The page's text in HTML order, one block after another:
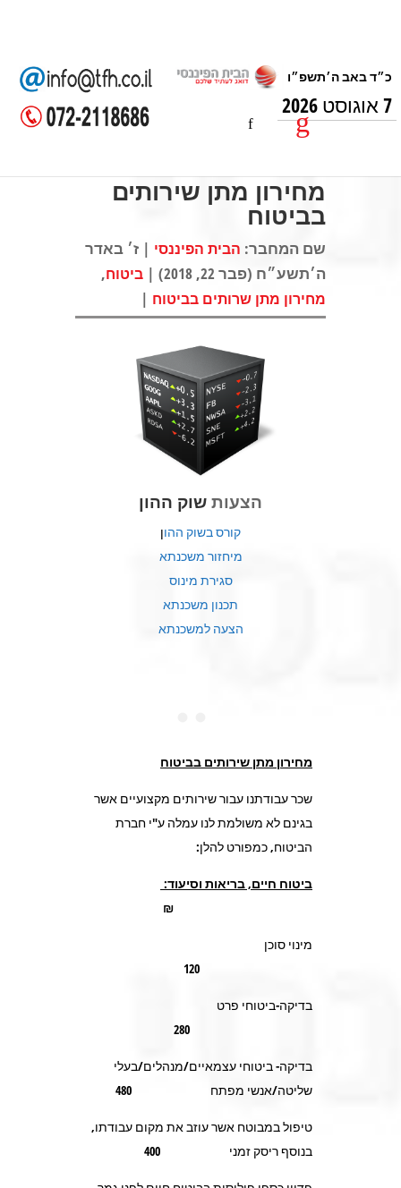
7 אוגוסט 2026
מחירון מתן שירותים
בביטוח
שם המחבר: הבית הפיננסי | ז׳ באדר
ה׳תשע״ח (פבר 22, 2018) |
ביטוח,
מחירון מתן שרותים בביטוח |
הצעותשוק ההון
קורס בשוק ההון
מיחזור משכנתא
סגירת מינוס
תכנון משכנתא
הצעה למשכנתא
מחירון מתן שירותים בביטוח
שכר עבודתנו עבור שירותים מקצועיים אשר
בגינם לא משולמת לנו עמלה ע"י חברת
הביטוח, כמפורט להלן:
ביטוח חיים, בריאות וסיעוד:
₪
מינוי סוכן
בדיקה-ביטוחי פרט
בדיקה- ביטוחי עצמאיים/מנהלים/בעלי
שליטה/אנשי מפתח 480
טיפול במבוטח אשר עוזב את מקום עבודתו,
בנוסף ריסק זמני 400